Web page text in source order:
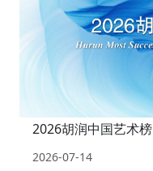
2026胡润中国艺术榜
2026-07-14